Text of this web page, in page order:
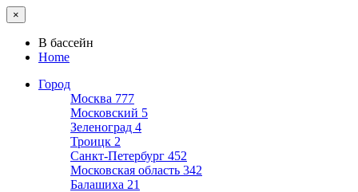
×
В бассейн
Home
Город
Москва 777
Московский 5
Зеленоград 4
Троицк 2
Санкт-Петербург 452
Московская область 342
Балашиха 21